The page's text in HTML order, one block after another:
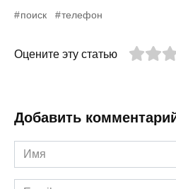
поиск телефон
Оцените эту статью
Добавить
Имя
*
Email